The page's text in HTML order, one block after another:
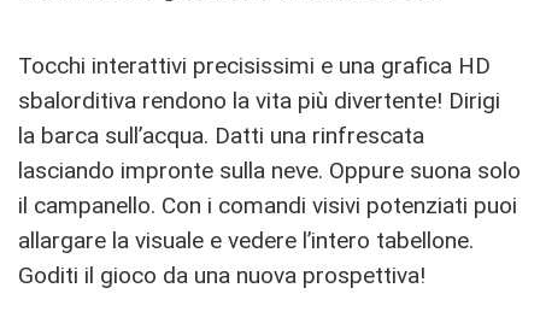
Tocchi interattivi precisissimi e una grafica HD
sbalorditiva rendono la vita più divertente! Dirigi
la barca sull’acqua. Datti una rinfrescata
lasciando impronte sulla neve. Oppure suona solo
il campanello. Con i comandi visivi potenziati puoi
allargare la visuale e vedere l’intero tabellone.
Goditi il gioco da una nuova prospettiva!